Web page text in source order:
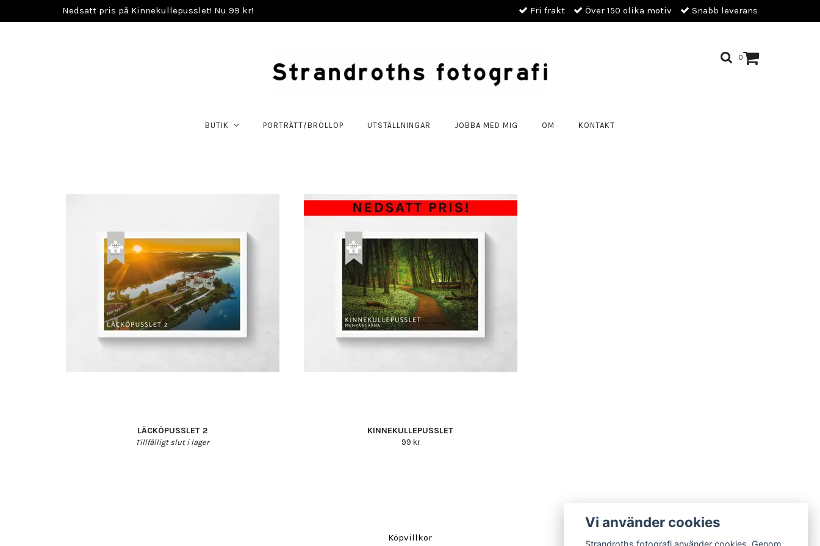
Nedsatt pris på Kinnekullepusslet! Nu 99 kr! Fri frakt Över 150 olika motiv Snabb leverans
0
BUTIK PORTRÄTT/BRÖLLOP UTSTÄLLNINGAR JOBBA MED MIG OM KONTAKT
LÄCKÖPUSSLET 2
Tillfälligt slut i lager
KINNEKULLEPUSSLET
99 kr
Köpvillkor
Vi använder cookies